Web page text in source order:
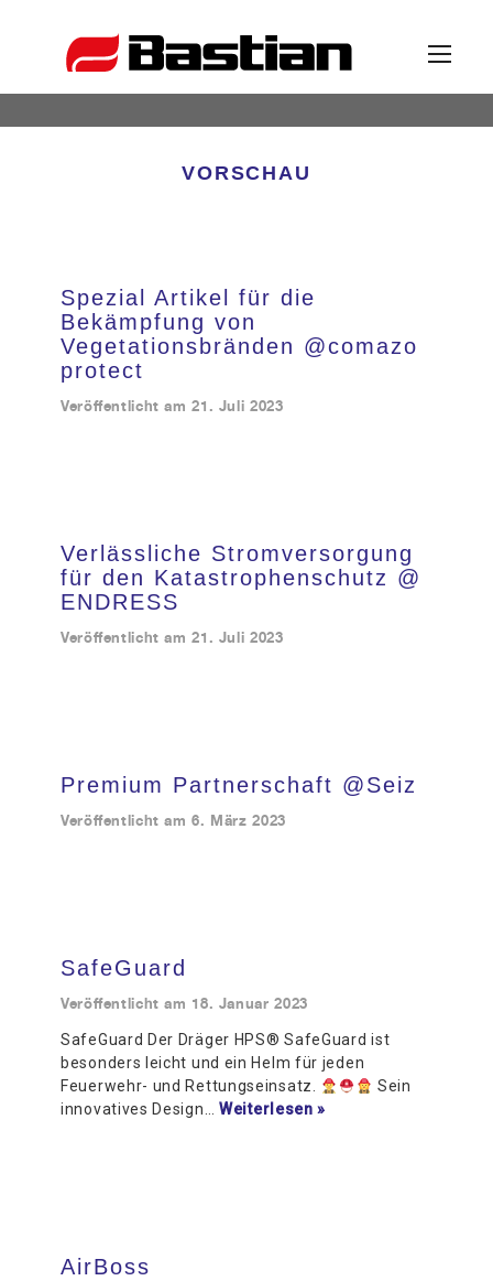
News
Katalog
Kundendienst
Kontakt
VORSCHAU
Spezial Artikel für die
Bekämpfung von
Vegetationsbränden @comazo
protect
Veröffentlicht am21. Juli 2023
Verlässliche Stromversorgung
für den Katastrophenschutz @
ENDRESS
Veröffentlicht am21. Juli 2023
Premium Partnerschaft @Seiz
Veröffentlicht am6. März 2023
SafeGuard
Veröffentlicht am 18. Januar 2023
SafeGuard Der Dräger HPS® SafeGuard ist
besonders leicht und ein Helm für jeden
Feuerwehr- und Rettungseinsatz.
Sein
innovatives Design… Weiterlesen »
AirBoss